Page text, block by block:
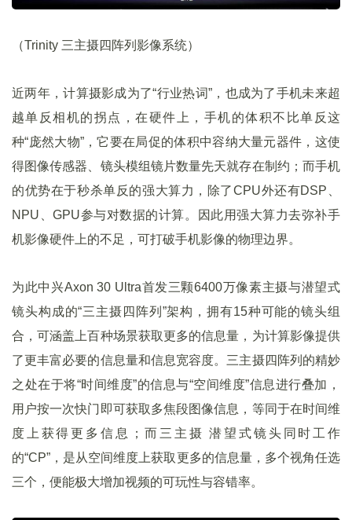
（Trinity 三主摄四阵列影像系统）
近两年，计算摄影成为了“行业热词”，也成为了手机未来超
越单反相机的拐点，在硬件上，手机的体积不比单反这
种“庞然大物”，它要在局促的体积中容纳大量元器件，这使
得图像传感器、镜头模组镜片数量先天就存在制约；而手机
的优势在于秒杀单反的强大算力，除了CPU外还有DSP、
NPU、GPU参与对数据的计算。因此用强大算力去弥补手
机影像硬件上的不足，可打破手机影像的物理边界。
为此中兴Axon 30 Ultra首发三颗6400万像素主摄与潜望式
镜头构成的“三主摄四阵列”架构，拥有15种可能的镜头组
合，可涵盖上百种场景获取更多的信息量，为计算影像提供
了更丰富必要的信息量和信息宽容度。三主摄四阵列的精妙
之处在于将“时间维度”的信息与“空间维度”信息进行叠加，
用户按一次快门即可获取多焦段图像信息，等同于在时间维
度上获得更多信息；而三主摄 潜望式镜头同时工作
的“CP”，是从空间维度上获取更多的信息量，多个视角任选
三个，便能极大增加视频的可玩性与容错率。